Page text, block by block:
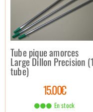
Tube pique amorces
Large Dillon Precision (1
tube)
15.00€
En stock